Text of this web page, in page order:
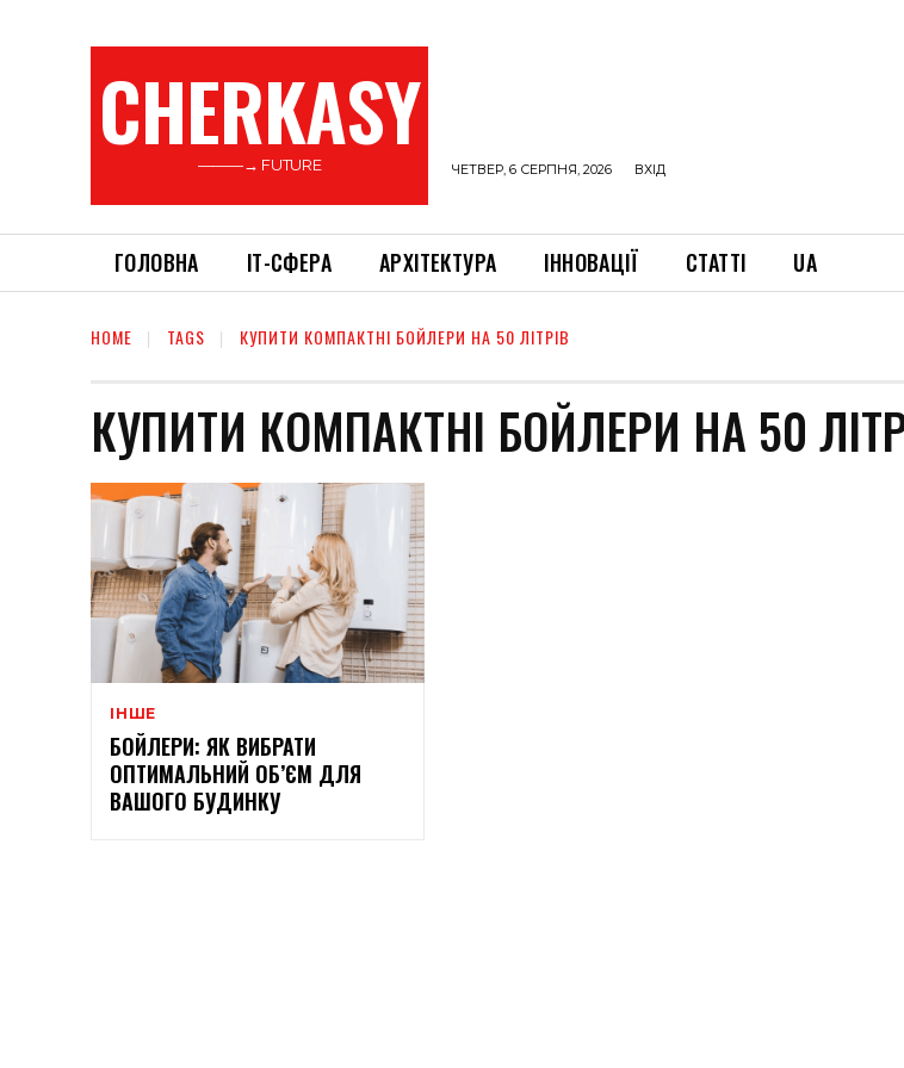
CHERKASY
———→ FUTURE ЧЕТВЕР, 6 СЕРПНЯ, 2026 ВХІД
ГОЛОВНА ІТ-СФЕРА АРХІТЕКТУРА ІННОВАЦІЇ СТАТТІ UA
HOME TAGS КУПИТИ КОМПАКТНІ БОЙЛЕРИ НА 50 ЛІТРІВ
КУПИТИ КОМПАКТНІ БОЙЛЕРИ НА 50
ІНШЕ
БОЙЛЕРИ: ЯК ВИБРАТИ
ОПТИМАЛЬНИЙ ОБ’ЄМ ДЛЯ
ВАШОГО БУДИНКУ